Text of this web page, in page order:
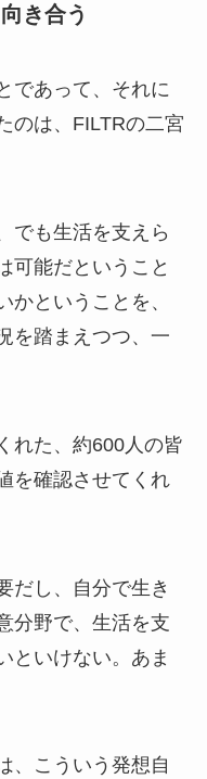
き合う
であって、それに
のは、FILTRの二宮
でも生活を支えら
可能だということ
かということを、
を踏まえつつ、一
れた、約600人の皆
を確認させてくれ
だし、自分で生き
分野で、生活を支
といけない。あま
、こういう発想自